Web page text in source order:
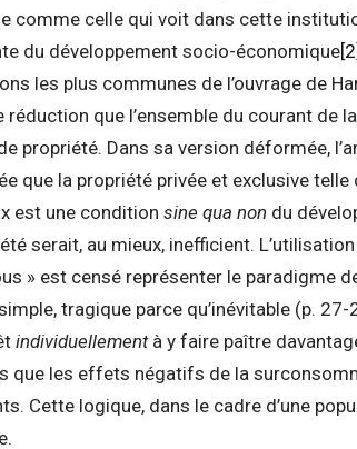
comme celle qui voit dans cette
du développement socio-économique[2]
les plus communes de l’ouvrage de
réduction que l’ensemble du courant de
propriété. Dans sa version déformée,
que la propriété privée et exclusive telle
est une condition sine qua non du
serait, au mieux, inefficient.
» est censé représenter le paradigme
tragique parce qu’inévitable (p. 27-
individuellementà y faire paître
que les effets négatifs de la
Cette logique, dans le cadre d’une